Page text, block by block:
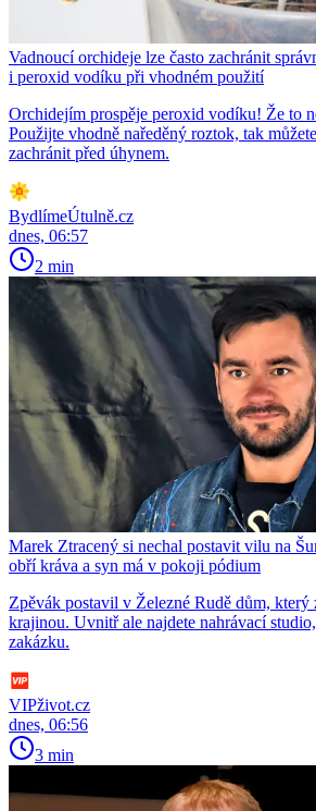
Vadnoucí orchideje lze často zachránit
i peroxid vodíku při vhodném použití
Orchidejím prospěje peroxid vodíku! Že to
Použijte vhodně naředěný roztok, tak
zachránit před úhynem.
BydlímeÚtulně.cz
dnes, 06:57
2 min
Marek Ztracený si nechal postavit vilu na
obří kráva a syn má v pokoji pódium
Zpěvák postavil v Železné Rudě dům, který
krajinou. Uvnitř ale najdete nahrávací
zakázku.
VIPživot.cz
dnes, 06:56
3 min